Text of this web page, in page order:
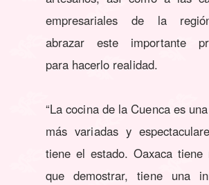
empresariales de la
abrazar este importante
para hacerlo realidad.
“La cocina de la Cuenca es
más variadas y
tiene el estado. Oaxaca tiene
que demostrar, tiene una